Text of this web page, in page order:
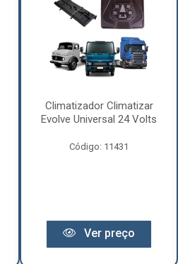
Climatizador Climatizar
Evolve Universal 24 Volts
Código: 11431
Ver preço